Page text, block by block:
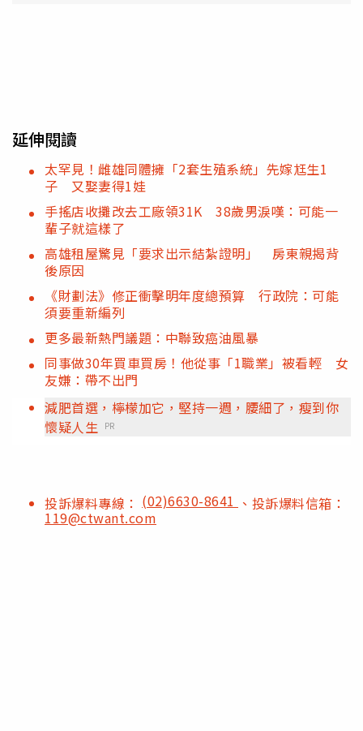
延伸閱讀
太罕見！雌雄同體擁「2套生殖系統」先嫁尪生1
子 又娶妻得1娃
手搖店收攤改去工廠領31K 38歲男淚嘆：可能一
輩子就這樣了
高雄租屋驚見「要求出示結紮證明」 房東親揭背
後原因
《財劃法》修正衝擊明年度總預算 行政院：可能
須要重新編列
更多最新熱門議題：中聯致癌油風暴
同事做30年買車買房！他從事「1職業」被看輕 女
友嫌：帶不出門
減肥首選，檸檬加它，堅持一週，腰細了，瘦到你
懷疑人生
PR
投訴爆料專線： (02)6630-8641 、投訴爆料信箱：
119@ctwant.com